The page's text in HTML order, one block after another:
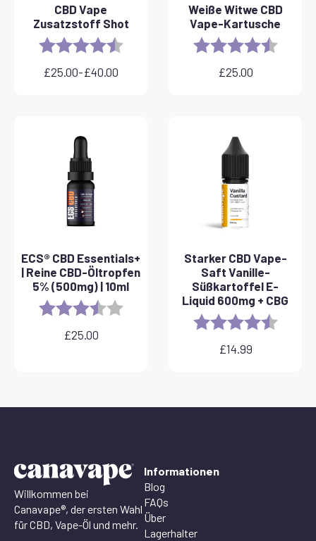
CBD Vape
Zusatzstoff Shot
Rating: 4.8 out of 5 stars
£25.00-£40.00
Preisspanne:
Weiße Witwe CBD
Vape-Kartusche
Rating: 4.6 out
£25.00
ECS® CBD Essentials+
| Reine CBD-Öltropfen
5% (500mg) | 10ml
Rating: 3.8 out of 5 stars
£25.00
Starker CBD Vape-
Saft Vanille-
Süßkartoffel E-
Liquid 600mg + CBG
Rating: 4.6 out
£14.99
Willkommen bei
Canavape®, der ersten Wahl
für CBD, Vape-Öl und mehr.
Informationen
Blog
FAQs
Über
Lagerhalter